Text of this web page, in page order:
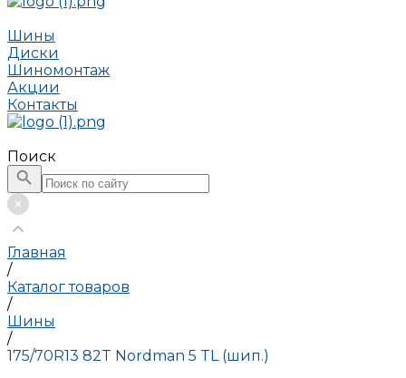
Шины
Диски
Шиномонтаж
Акции
Контакты
Поиск
Главная
/
Каталог товаров
/
Шины
/
175/70R13 82T Nordman 5 TL (шип.)